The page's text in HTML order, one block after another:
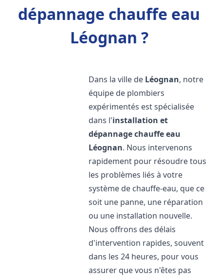
dépannage chauffe eau
Léognan ?
Dans la ville de Léognan, notre
équipe de plombiers
expérimentés est spécialisée
dans l'installation et
dépannage chauffe eau
Léognan. Nous intervenons
rapidement pour résoudre tous
les problèmes liés à votre
système de chauffe-eau, que ce
soit une panne, une réparation
ou une installation nouvelle.
Nous offrons des délais
d'intervention rapides, souvent
dans les 24 heures, pour vous
assurer que vous n'êtes pas